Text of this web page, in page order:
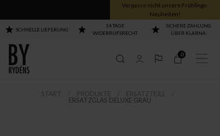
Verpasse nicht unsere Frühlings-
Neuheiten!
SCHNELLE LIEFERUNG
14 TAGE
WIDERRUFSRECHT
SICHERE ZAHLUNG
ÜBER KLARNA
0
START PRODUKTE
ERSATZTEILE
ERSATZGLAS DELUXE GRAU